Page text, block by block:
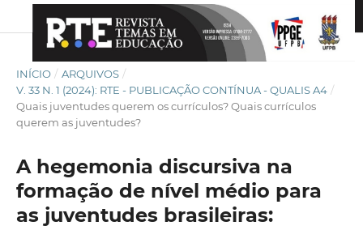
INÍCIO / ARQUIVOS /
V. 33 N. 1 (2024): RTE - PUBLICAÇÃO CONTÍNUA - QUALIS A4 /
Quais juventudes querem os currículos? Quais currículos
querem as juventudes?
A hegemonia discursiva na
formação de nível médio para
as juventudes brasileiras: